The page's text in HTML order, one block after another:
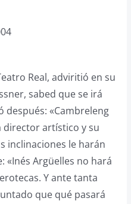
Real, adviritió en su
sabed que se irá
después: «Cambreleng
director artístico y su
inclinaciones le harán
«Inés Argüelles no hará
Y ante tanta
que qué pasará